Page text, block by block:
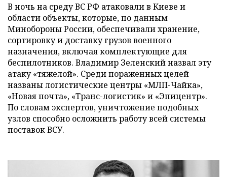
В ночь на среду ВС РФ атаковали в Киеве и
области объекты, которые, по данным
Минобороны России, обеспечивали хранение,
сортировку и доставку грузов военного
назначения, включая комплектующие для
беспилотников. Владимир Зеленский назвал эту
атаку «тяжелой». Среди пораженных целей
названы логистические центры «МЛП-Чайка»,
«Новая почта», «Транс-логистик» и «Эпицентр».
По словам экспертов, уничтожение подобных
узлов способно осложнить работу всей системы
поставок ВСУ.